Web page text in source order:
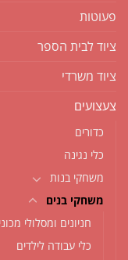
פעוטות
ציוד לבית הספר
ציוד משרדי
צעצועים
כדורים
כלי נגינה
משחקי בנות
משחקי בנים
חניונים ומסלולי
כלי עבודה לילדים